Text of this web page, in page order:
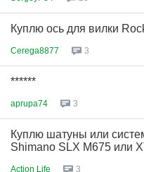
Куплю ось для вилки
Cerega8877 3
******
aprupa74 3
Куплю шатуны или
Shimano SLX M675 или
Action Life 3